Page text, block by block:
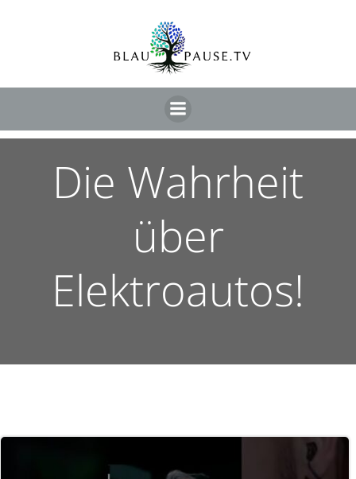
Die Wahrheit
über
Elektroautos!